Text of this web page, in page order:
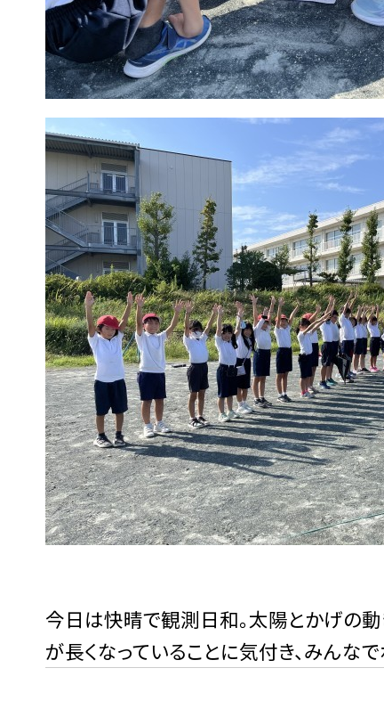
今日は快晴で観測日和。太陽とかげの
が長くなっていることに気付き、みんな